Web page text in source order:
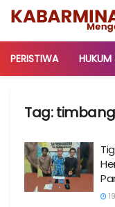
PERISTIWA HUKUM
Tag: